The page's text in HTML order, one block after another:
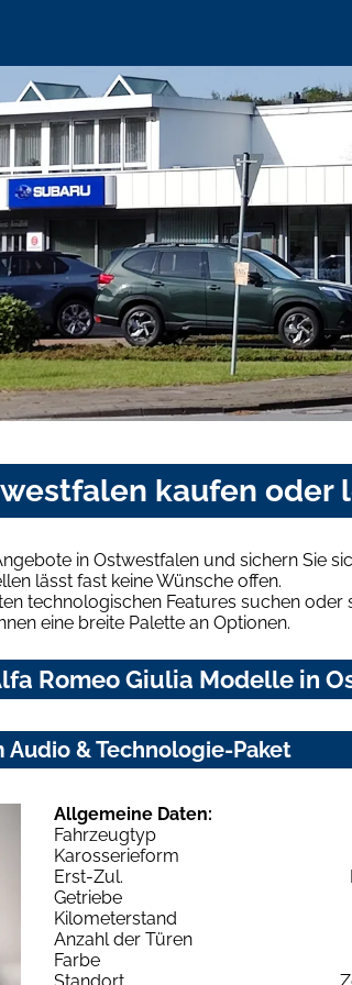
kaufen oder
in Ostwestfalen und sichern Sie
lässt fast keine Wünsche offen.
technologischen Features suchen
eine breite Palette an Optionen.
Romeo Giulia Modelle in
& Technologie-Paket
Allgemeine Daten:
Fahrzeugtyp
Karosserieform
Erst-Zul.
Getriebe
Kilometerstand
Anzahl der Türen
Farbe
Standort